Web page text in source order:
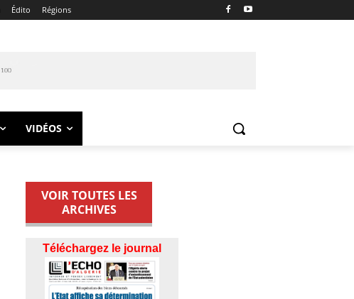
Édito Régions
VIDÉOS
VOIR TOUTES LES
ARCHIVES